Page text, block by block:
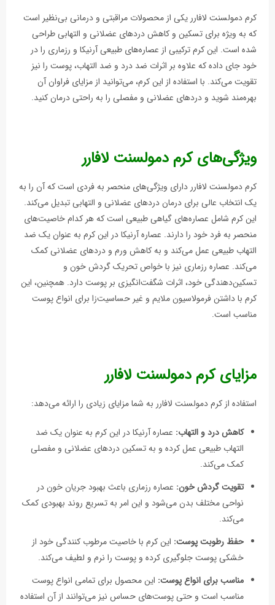
کرم دمولسنت لافارر یکی از محصولات مراقبتی و درمانی بی‌نظیر است
که به ویژه برای تسکین و کاهش دردهای عضلانی و التهابی طراحی
شده است. این کرم ترکیبی از عصاره‌های طبیعی آرنیکا و رزماری را در
خود جای داده که علاوه بر اثرات ضد درد و ضد التهاب، پوست را نیز
تقویت می‌کند. با استفاده از این کرم، می‌توانید از مزایای فراوان آن
بهره‌مند شوید و دردهای عضلانی و مفصلی را به راحتی درمان کنید.
ویژگی‌های کرم دمولسنت لافارر
کرم دمولسنت لافارر دارای ویژگی‌های منحصر به فردی است که آن را به
یک انتخاب عالی برای درمان دردهای عضلانی و التهابی تبدیل می‌کند.
این کرم شامل عصاره‌های گیاهی طبیعی است که هر کدام خاصیت‌های
منحصر به فرد خود را دارند. عصاره آرنیکا در این کرم به عنوان یک ضد
التهاب طبیعی عمل می‌کند و به کاهش ورم و دردهای عضلانی کمک
می‌کند. عصاره رزماری نیز با خواص تحریک گردش خون و
تسکین‌دهندگی خود، اثرات شگفت‌انگیزی بر پوست دارد. همچنین، این
کرم با داشتن فرمولاسیون ملایم و غیر حساسیت‌زا برای انواع پوست
مناسب است.
مزایای کرم دمولسنت لافارر
استفاده از کرم دمولسنت لافارر به شما مزایای زیادی را ارائه می‌دهد:
کاهش درد و التهاب: عصاره آرنیکا در این کرم به عنوان یک ضد
التهاب طبیعی عمل کرده و به تسکین دردهای عضلانی و مفصلی
کمک می‌کند.
تقویت گردش خون: عصاره رزماری باعث بهبود جریان خون در
نواحی مختلف بدن می‌شود و این امر به تسریع روند بهبودی کمک
می‌کند.
حفظ رطوبت پوست: این کرم با خاصیت مرطوب کنندگی خود از
خشکی پوست جلوگیری کرده و پوست را نرم و لطیف می‌کند.
مناسب برای انواع پوست: این محصول برای تمامی انواع پوست
مناسب است و حتی پوست‌های حساس نیز می‌توانند از آن استفاده